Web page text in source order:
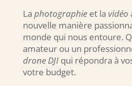
La photographieet la vidéo
nouvelle manière
monde qui nous entoure.
amateur ou un
drone DJIqui répondra à
votre budget.